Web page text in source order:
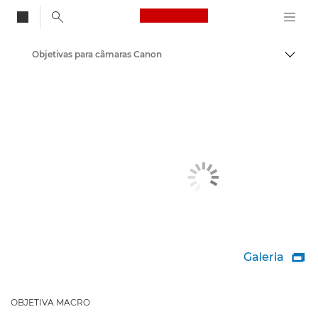
Canon Logo, back
Objetivas para câmaras Canon
Galeria 
OBJETIVA MACRO